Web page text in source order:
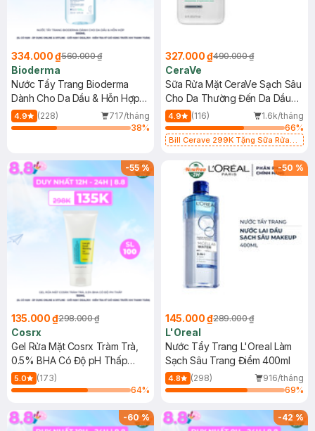
334.000 ₫560.000 ₫
Bioderma
Nước Tẩy Trang Bioderma
Dành Cho Da Dầu & Hỗn Hợp
500ml
4.9 (228)
717/tháng
38%
327.000 ₫490.000 ₫
CeraVe
Sữa Rửa Mặt CeraVe Sạch Sâu
Cho Da Thường Đến Da Dầu
473ml
4.9 (116)
1.6k/tháng
66%
Bill Cerave 299K Tặng Sữa Rửa
-55%
135.000 ₫298.000 ₫
Cosrx
Gel Rửa Mặt Cosrx Tràm Trà,
0.5% BHA Có Độ pH Thấp
150ml
5.0
(173)
64%
-50 %
145.000 ₫289.000 ₫
L'Oreal
Nước Tẩy Trang L'Oreal Làm
Sạch Sâu Trang Điểm 400ml
4.8 (298)
916/tháng
69%
-60% -42%